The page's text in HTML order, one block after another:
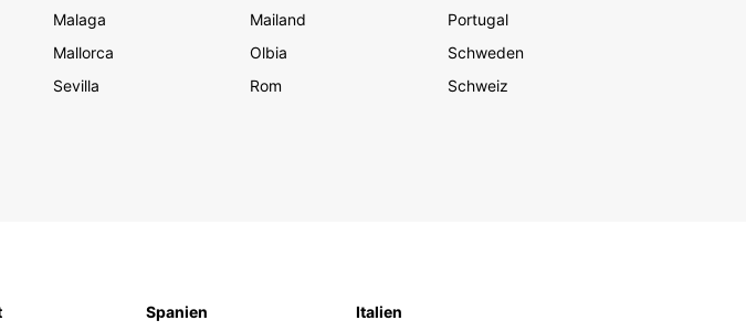
Malaga
Mallorca
Sevilla
Mailand
Olbia
Rom
Portugal
Schweden
Schweiz
Spanien
Italien